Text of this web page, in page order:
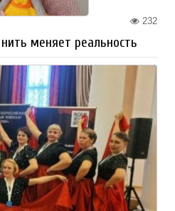
232
меняет реальность